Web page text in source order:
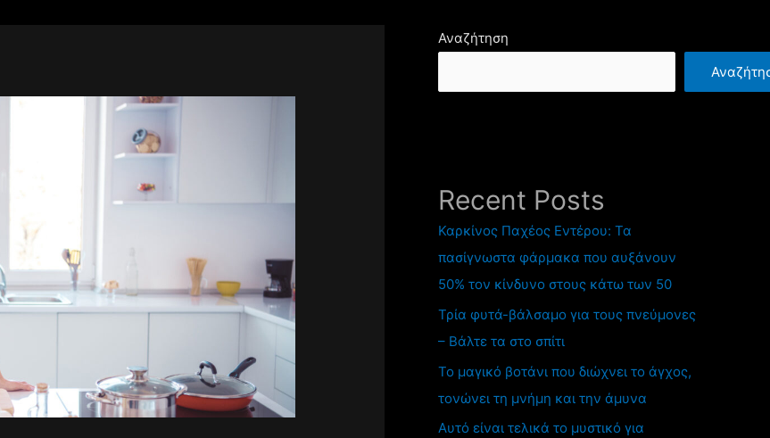
Αναζήτηση
Recent Posts
Καρκίνος Παχέος Εντέρου: Τα
πασίγνωστα φάρμακα που αυξάνουν
50% τον κίνδυνο στους κάτω των 50
Τρία φυτά-βάλσαμο για τους πνεύμονες
– Βάλτε τα στο σπίτι
Το μαγικό βοτάνι που διώχνει το άγχος,
τονώνει τη μνήμη και την άμυνα
Αυτό είναι τελικά το μυστικό για